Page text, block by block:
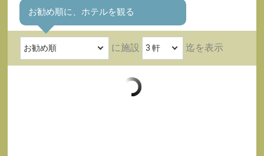
お勧め順に、ホテルを観る
に施設 迄を表示